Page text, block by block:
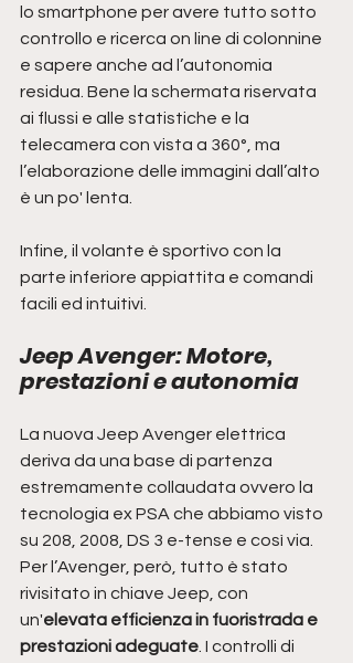
lo smartphone per avere tutto sotto
controllo e ricerca on line di colonnine
e sapere anche ad l’autonomia
residua. Bene la schermata riservata
ai flussi e alle statistiche e la
telecamera con vista a 360°, ma
l’elaborazione delle immagini dall’alto
è un po' lenta.
Infine, il volante è sportivo con la
parte inferiore appiattita e comandi
facili ed intuitivi.
Jeep Avenger: Motore,
prestazioni e autonomia
La nuova Jeep Avenger elettrica
deriva da una base di partenza
estremamente collaudata ovvero la
tecnologia ex PSA che abbiamo visto
su 208, 2008, DS 3 e-tense e così via.
Per l’Avenger, però, tutto è stato
rivisitato in chiave Jeep, con
un'elevata efficienza in fuoristrada e
prestazioni adeguate. I controlli di